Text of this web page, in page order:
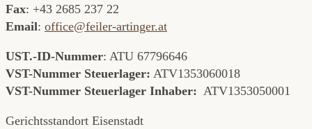
Fax: +43 2685 237 22
Email: office@feiler-artinger.at
UST.-ID-Nummer: ATU 67796646
VST-Nummer Steuerlager: ATV1353060018
VST-Nummer Steuerlager Inhaber: ATV1353050001
Gerichtsstandort Eisenstadt